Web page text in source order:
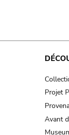
Projet
Avant